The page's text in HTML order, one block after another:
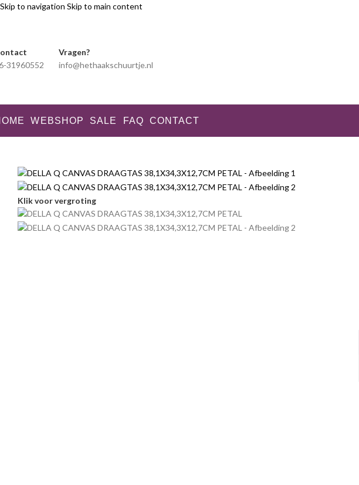
Skip to navigation Skip to main content
31960552
Vragen?
info@hethaakschuurtje.nl
WEBSHOP SALE FAQ CONTACT
Klik voor vergroting